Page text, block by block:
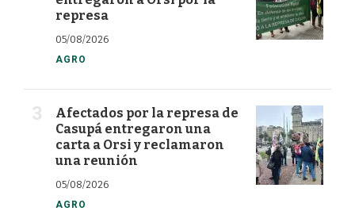
represa
05/08/2026
AGRO
Afectados por la represa de
Casupá entregaron una
carta a Orsi y reclamaron
una reunión
05/08/2026
AGRO